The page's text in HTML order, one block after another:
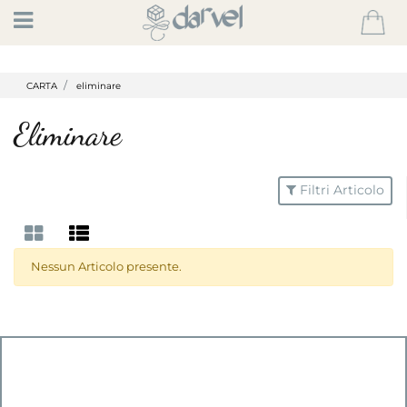
Open
CARTA eliminare
Eliminare
Filtri Articolo
Nessun Articolo presente.